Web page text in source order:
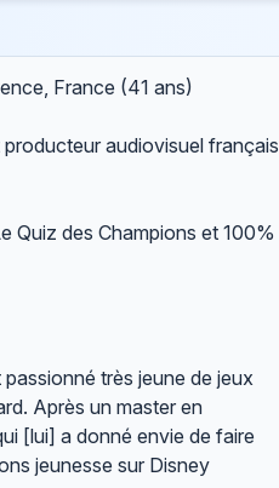
France (41 ans)
audiovisuel français
Quiz des Champions et 100%
très jeune de jeux
Après un master en
[lui] a donné envie de faire
jeunesse sur Disney